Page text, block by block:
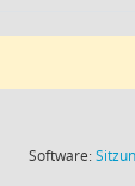
Software: